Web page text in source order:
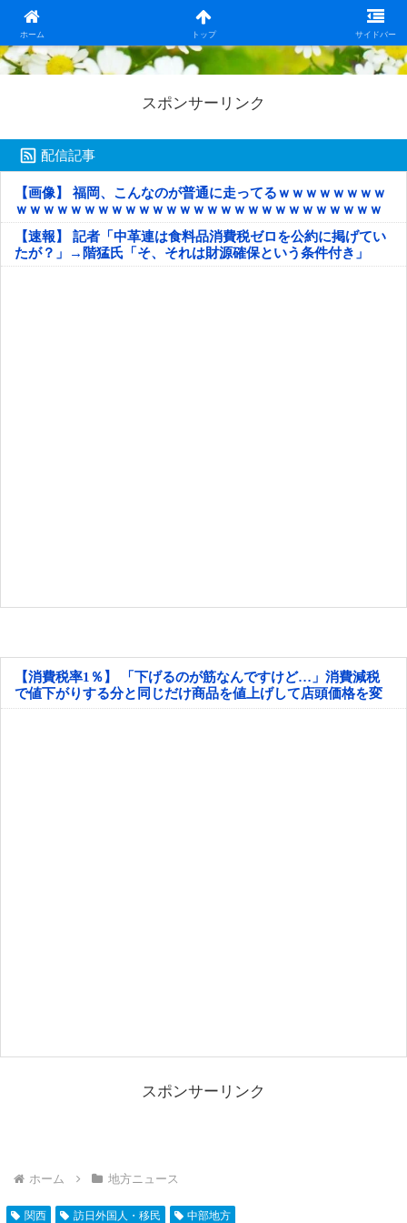
ホーム トップ サイドバー
日本第一！ニュース録
スポンサーリンク
配信記事
【画像】 福岡、こんなのが普通に走ってるｗｗｗｗｗｗｗｗ
ｗｗｗｗｗｗｗｗｗｗｗｗｗｗｗｗｗｗｗｗｗｗｗｗｗｗｗ
ｗｗｗｗｗ
【速報】 記者「中革連は食料品消費税ゼロを公約に掲げてい
たが？」→階猛氏「そ、それは財源確保という条件付き」
【消費税率1％】 「下げるのが筋なんですけど…」消費減税
で値下がりする分と同じだけ商品を値上げして店頭価格を変
えない店も
スポンサーリンク
ホーム 地方ニュース
関西 訪日外国人・移民 中部地方